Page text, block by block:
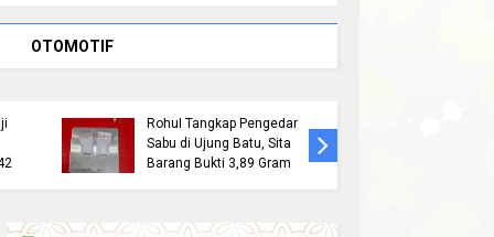
OTOMOTIF
Keluhan Hingga Usulan
Pembangunan TPQ dan
Perbaikan Infrastruktur